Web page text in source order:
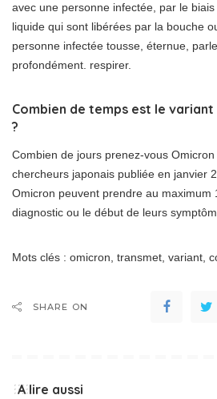
avec une personne infectée, par le
liquide qui sont libérées par la bouche
personne infectée tousse, éternue,
profondément. respirer.
Combien de temps est le
?
Combien de jours prenez-vous
chercheurs japonais publiée en janvier
Omicron peuvent prendre au maximum
diagnostic ou le début de leurs
Mots clés : omicron, transmet, variant,
SHARE ON
A lire aussi